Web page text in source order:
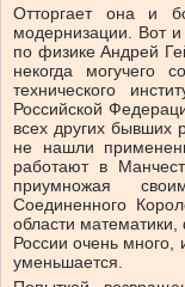
Отторгает она и
модернизации. Вот
по физике Андрей
некогда могучего
технического
Российской
всех других бывших
не нашли
работают в
приумножая
Соединенного
области
России очень
уменьшается.